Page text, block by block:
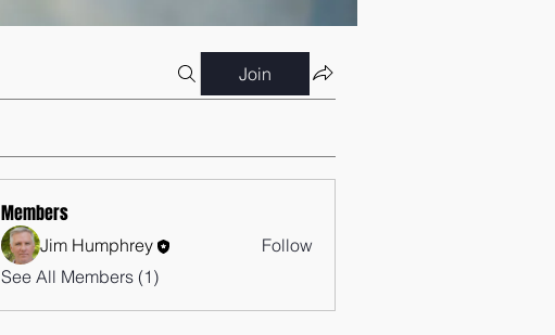
Join
Members
Jim Humphrey
Follow
See All Members (1)